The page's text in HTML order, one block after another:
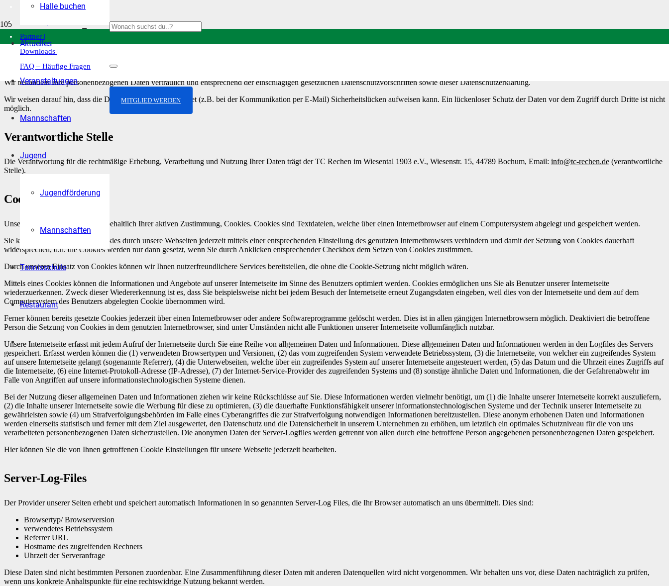
| Startseite |
Partner |
Downloads |
FAQ – Häufige Fragen
Halle buchen
Aktuelles
Veranstaltungen
Mannschaften
Jugend
Jugendförderung
Mannschaften
Tennisschule
Restaurant
MITGLIED WERDEN
Datenschutzerklärung
Der Verein nimmt, auch als Betreiber der Internetseite www.tc-rechen.de und entsprechender Unterseiten (nachfolgend: unsere Webseite) den Schutz Ihrer persönlichen Daten auch weiterhin sehr ernst.
Wir behandeln Ihre personenbezogenen Daten vertraulich und entsprechend der einschlägigen gesetzlichen Datenschutzvorschriften sowie dieser Datenschutzerklärung.
Wir weisen darauf hin, dass die Datenübertragung im Internet (z.B. bei der Kommunikation per E-Mail) Sicherheitslücken aufweisen kann. Ein lückenloser Schutz der Daten vor dem Zugriff durch Dritte ist nicht
möglich.
Verantwortliche Stelle
Die Verantwortung für die rechtmäßige Erhebung, Verarbeitung und Nutzung Ihrer Daten trägt der TC Rechen im Wiesental 1903 e.V., Wiesenstr. 15, 44789 Bochum, Email: info@tc-rechen.de (verantwortliche
Stelle).
Cookies
Unsere Webseite verwendet, vorbehaltlich Ihrer aktiven Zustimmung, Cookies. Cookies sind Textdateien, welche über einen Internetbrowser auf einem Computersystem abgelegt und gespeichert werden.
Sie können der Setzung von Cookies durch unsere Webseiten jederzeit mittels einer entsprechenden Einstellung des genutzten Internetbrowsers verhindern und damit der Setzung von Cookies dauerhaft
widersprechen, d.h. die Cookies werden nur dann gesetzt, wenn Sie durch Anklicken entsprechender Checkbox dem Setzen von Cookies zustimmen.
Durch unseren Einsatz von Cookies können wir Ihnen nutzerfreundlichere Services bereitstellen, die ohne die Cookie-Setzung nicht möglich wären.
Mittels eines Cookies können die Informationen und Angebote auf unserer Internetseite im Sinne des Benutzers optimiert werden. Cookies ermöglichen uns Sie als Benutzer unserer Internetseite
wiederzuerkennen. Zweck dieser Wiedererkennung ist es, dass Sie beispielsweise nicht bei jedem Besuch der Internetseite erneut Zugangsdaten eingeben, weil dies von der Internetseite und dem auf dem
Computersystem des Benutzers abgelegten Cookie übernommen wird.
Ferner können bereits gesetzte Cookies jederzeit über einen Internetbrowser oder andere Softwareprogramme gelöscht werden. Dies ist in allen gängigen Internetbrowsern möglich. Deaktiviert die betroffene
Person die Setzung von Cookies in dem genutzten Internetbrowser, sind unter Umständen nicht alle Funktionen unserer Internetseite vollumfänglich nutzbar.
Unsere Internetseite erfasst mit jedem Aufruf der Internetseite durch Sie eine Reihe von allgemeinen Daten und Informationen. Diese allgemeinen Daten und Informationen werden in den Logfiles des Servers
gespeichert. Erfasst werden können die (1) verwendeten Browsertypen und Versionen, (2) das vom zugreifenden System verwendete Betriebssystem, (3) die Internetseite, von welcher ein zugreifendes System
auf unsere Internetseite gelangt (sogenannte Referrer), (4) die Unterwebseiten, welche über ein zugreifendes System auf unserer Internetseite angesteuert werden, (5) das Datum und die Uhrzeit eines Zugriffs auf
die Internetseite, (6) eine Internet-Protokoll-Adresse (IP-Adresse), (7) der Internet-Service-Provider des zugreifenden Systems und (8) sonstige ähnliche Daten und Informationen, die der Gefahrenabwehr im
Falle von Angriffen auf unsere informationstechnologischen Systeme dienen.
Bei der Nutzung dieser allgemeinen Daten und Informationen ziehen wir keine Rückschlüsse auf Sie. Diese Informationen werden vielmehr benötigt, um (1) die Inhalte unserer Internetseite korrekt auszuliefern,
(2) die Inhalte unserer Internetseite sowie die Werbung für diese zu optimieren, (3) die dauerhafte Funktionsfähigkeit unserer informationstechnologischen Systeme und der Technik unserer Internetseite zu
gewährleisten sowie (4) um Strafverfolgungsbehörden im Falle eines Cyberangriffes die zur Strafverfolgung notwendigen Informationen bereitzustellen. Diese anonym erhobenen Daten und Informationen
werden einerseits statistisch und ferner mit dem Ziel ausgewertet, den Datenschutz und die Datensicherheit in unserem Unternehmen zu erhöhen, um letztlich ein optimales Schutzniveau für die von uns
verarbeiteten personenbezogenen Daten sicherzustellen. Die anonymen Daten der Server-Logfiles werden getrennt von allen durch eine betroffene Person angegebenen personenbezogenen Daten gespeichert.
Hier können Sie die von Ihnen getroffenen Cookie Einstellungen für unsere Webseite jederzeit bearbeiten.
Server-Log-Files
Der Provider unserer Seiten erhebt und speichert automatisch Informationen in so genannten Server-Log Files, die Ihr Browser automatisch an uns übermittelt. Dies sind:
Browsertyp/ Browserversion
verwendetes Betriebssystem
Referrer URL
Hostname des zugreifenden Rechners
Uhrzeit der Serveranfrage
Diese Daten sind nicht bestimmten Personen zuordenbar. Eine Zusammenführung dieser Daten mit anderen Datenquellen wird nicht vorgenommen. Wir behalten uns vor, diese Daten nachträglich zu prüfen,
wenn uns konkrete Anhaltspunkte für eine rechtswidrige Nutzung bekannt werden.